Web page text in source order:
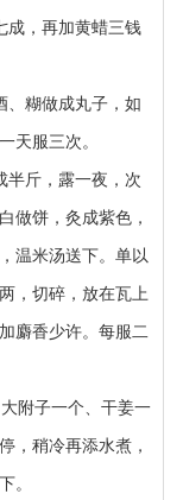
成，再加黄蜡三钱
、糊做成丸子，如
天服三次。
半斤，露一夜，次
做饼，灸成紫色，
温米汤送下。单以
，切碎，放在瓦上
麝香少许。每服二
附子一个、干姜一
，稍冷再添水煮，
。